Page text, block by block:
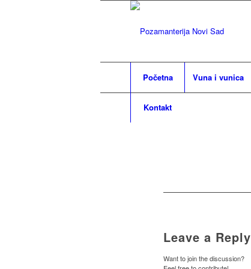
Početna Vuna i vunica
Kontakt
Leave a Reply
Want to join the discussion?